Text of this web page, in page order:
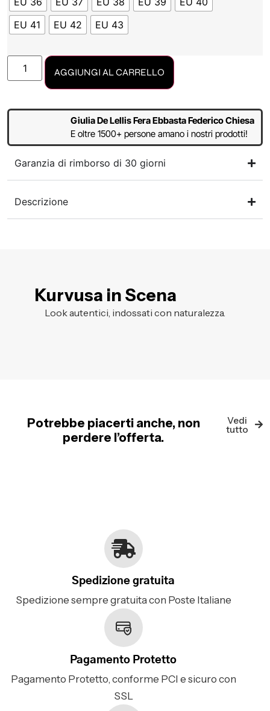
EU 41
EU 42 EU 43
AGGIUNGI AL CARRELLO
Giulia De Lellis Fera Ebbasta Federico Chiesa
E oltre 1500+ persone amano i nostri prodotti!
Garanzia di rimborso di 30 giorni
Descrizione
Kurvusa in Scena
Look autentici, indossati con naturalezza.
Potrebbe piacerti anche, non
perdere l’offerta.
Vedi
tutto
Spedizione gratuita
Spedizione sempre gratuita con Poste Italiane
Pagamento Protetto
Pagamento Protetto, conforme PCI e sicuro con
SSL